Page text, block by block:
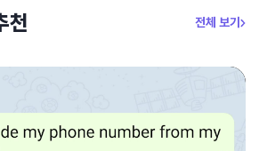
천 전체 보기